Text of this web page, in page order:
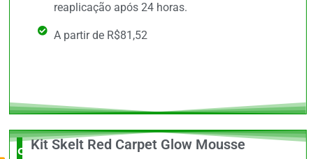
reaplicação após 24 horas.
A partir de R$81,52
O Mais
Kit Skelt Red Carpet Glow Mousse